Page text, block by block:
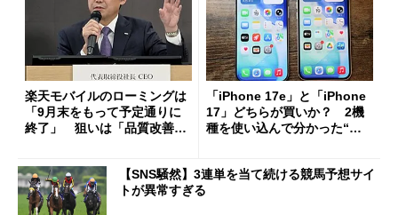
楽天モバイルのローミングは
「9月末をもって予定通りに
終了」 狙いは「品質改善」
も
「iPhone 17e」と「iPhone
17」どちらが買いか？ 2機
種を使い込んで分かった“ス
【SNS騒然】3連単を当て続ける競馬予想サイ
トが異常すぎる